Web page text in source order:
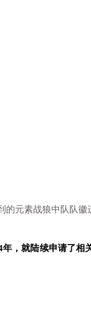
元素战狼中队队徽
，就陆续申请了相